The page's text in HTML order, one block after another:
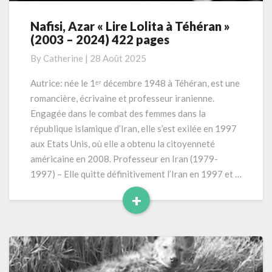
Nafisi,
Azar
Lolita
à
(2003
–
2024)
422
pages
Nafisi, Azar « Lire Lolita à Téhéran »
(2003 – 2024) 422 pages
By Catherine | 28 Août 2025
Autrice: née le 1ᵉʳ décembre 1948 à Téhéran, est une
romancière, écrivaine et professeur iranienne.
Engagée dans le combat des femmes dans la
république islamique d’Iran, elle s’est exilée en 1997
aux Etats Unis, où elle a obtenu la citoyenneté
américaine en 2008. Professeur en Iran (1979-
1997) – Elle quitte définitivement l’Iran en 1997 et …
+
Read